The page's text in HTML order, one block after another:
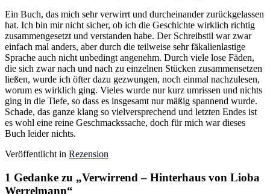
Ein Buch, das mich sehr verwirrt und durcheinander zurückgelassen
hat. Ich bin mir nicht sicher, ob ich die Geschichte wirklich richtig
zusammengesetzt und verstanden habe. Der Schreibstil war zwar
einfach mal anders, aber durch die teilweise sehr fäkalienlastige
Sprache auch nicht unbedingt angenehm. Durch viele lose Fäden,
die sich zwar nach und nach zu einzelnen Stücken zusammensetzen
ließen, wurde ich öfter dazu gezwungen, noch einmal nachzulesen,
worum es wirklich ging. Vieles wurde nur kurz umrissen und nichts
ging in die Tiefe, so dass es insgesamt nur mäßig spannend wurde.
Schade, das ganze klang so vielversprechend und letzten Endes ist
es wohl eine reine Geschmackssache, doch für mich war dieses
Buch leider nichts.
Veröffentlicht in Rezension
1 Gedanke zu „Verwirrend – Hinterhaus von Lioba
Werrelmann“